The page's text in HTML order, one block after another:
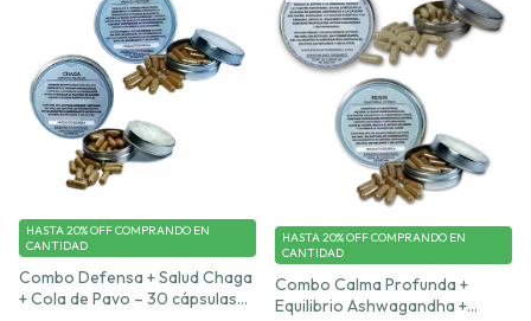
Combo Defensa + Salud Chaga
+ Cola de Pavo – 30 cápsulas
HASTA 20% OFFCOMPRANDO EN
CANTIDAD
Combo Calma Profunda +
Equilibrio Ashwagandha +
HASTA 20% OFFCOMPRANDO EN
CANTIDAD